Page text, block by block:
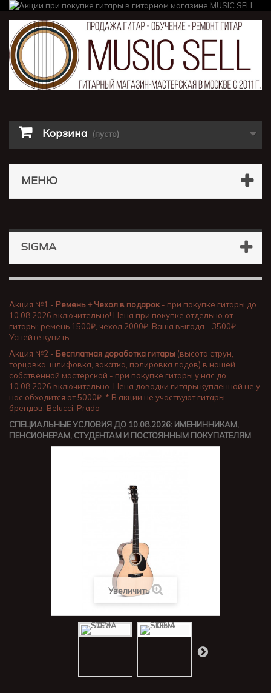
Корзина (пусто)
МЕНЮ
SIGMA
Акция №1 - Ремень + Чехол в подарок - при покупке гитары до
10.08.2026 включительно! Цена при покупке отдельно от
гитары: ремень 1500₽, чехол 2000₽. Ваша выгода - 3500₽.
Успейте купить.
Акция №2 - Бесплатная доработка гитары (высота струн,
торцовка, шлифовка, закатка, полировка ладов) в нашей
собственной мастерской - при покупке гитары у нас до
10.08.2026 включительно. Цена доводки гитары купленной не у
нас обходится от 5000₽. * В акции не участвуют гитары
брендов: Belucci, Prado
СПЕЦИАЛЬНЫЕ УСЛОВИЯ ДО 10.08.2026: ИМЕНИННИКАМ,
ПЕНСИОНЕРАМ, СТУДЕНТАМ И ПОСТОЯННЫМ ПОКУПАТЕЛЯМ
Увеличить